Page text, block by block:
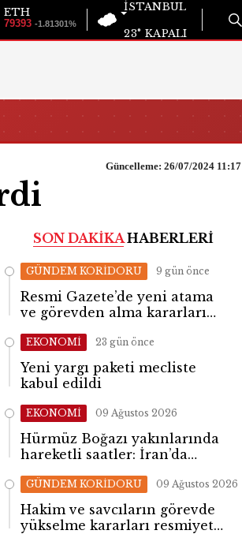
ETH
79393 -1.81301%
İSTANBUL
23° KAPALI
Güncelleme: 26/07/2024 11:17
SON DAKİKAHABERLERİ
GÜNDEM KORİDORU 9 gün önce
Resmi Gazete’de yeni atama
ve görevden alma kararları
EKONOMİ 23 gün önce
Yeni yargı paketi mecliste
kabul edildi
EKONOMİ 09 Ağustos 2026
Hürmüz Boğazı yakınlarında
hareketli saatler: İran’da
GÜNDEM KORİDORU 09 Ağustos 2026
Hakim ve savcıların görevde
yükselme kararları resmiyet